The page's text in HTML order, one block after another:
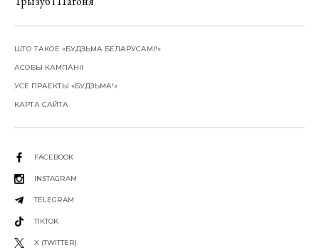
ШТО ТАКОЕ «БУДЗЬМА БЕЛАРУСАМІ!»
АСОБЫ КАМПАНІІ
УСЕ ПРАЕКТЫ «БУДЗЬМА!»
КАРТА САЙТА
FACEBOOK
INSTAGRAM
TELEGRAM
TIKTOK
X (TWITTER)